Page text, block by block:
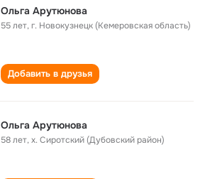
Ольга Арутюнова
55 лет,г. Новокузнецк (Кемеровская область)
Добавить в друзья
Ольга Арутюнова
58 лет,х. Сиротский (Дубовский район)